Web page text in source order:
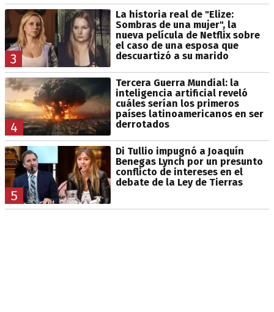
3
La historia real de "Elize:
Sombras de una mujer", la
nueva película de Netflix sobre
el caso de una esposa que
descuartizó a su marido
4
Tercera Guerra Mundial: la
inteligencia artificial reveló
cuáles serían los primeros
países latinoamericanos en ser
derrotados
5
Di Tullio impugnó a Joaquín
Benegas Lynch por un presunto
conflicto de intereses en el
debate de la Ley de Tierras